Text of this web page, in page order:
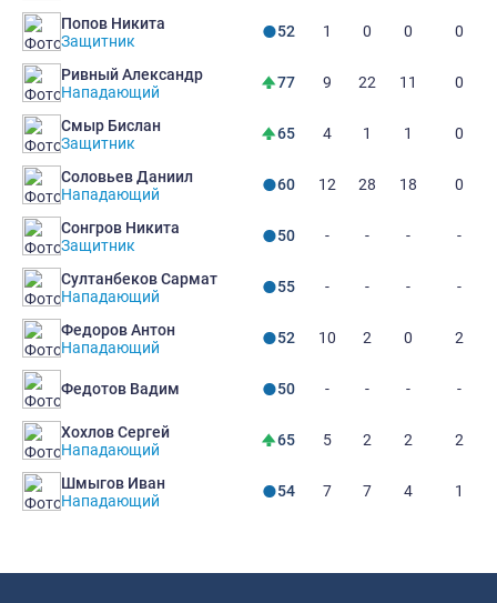
Попов Никита
Защитник
52 1 0 0 0
Ривный Александр
Нападающий
77 9 22 11 0
Смыр Бислан
Защитник
65 4 1 1 0
Соловьев Даниил
Нападающий
60 12 28 18 0
Сонгров Никита
Защитник
50 - - - -
Султанбеков Сармат
Нападающий
55 - - - -
Федоров Антон
Нападающий
52 10 2 0 2
Федотов Вадим 50 - - - -
Хохлов Сергей
Нападающий
65 5 2 2 2
Шмыгов Иван
Нападающий
54 7 7 4 1